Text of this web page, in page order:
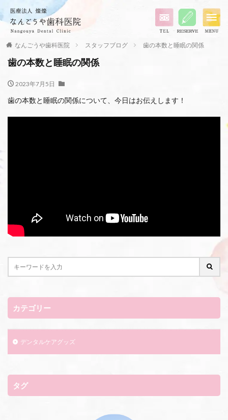
なんごうや歯科医院 スタッフブログ 歯の本数と睡眠の関係
歯の本数と睡眠の関係
2023年7月5日
歯の本数と睡眠の関係について、今日はお伝えします！
カテゴリー
デンタルケアグッズ
タグ